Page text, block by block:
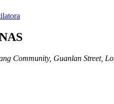
Community, Guanlan Street,